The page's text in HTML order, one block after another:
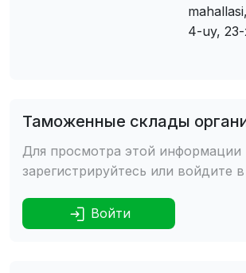
4-uy,
Таможенные склады
Для просмотра этой информации
зарегистрируйтесь или войдите
Войти